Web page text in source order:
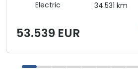
Electric 34.531 km
53.539 EUR